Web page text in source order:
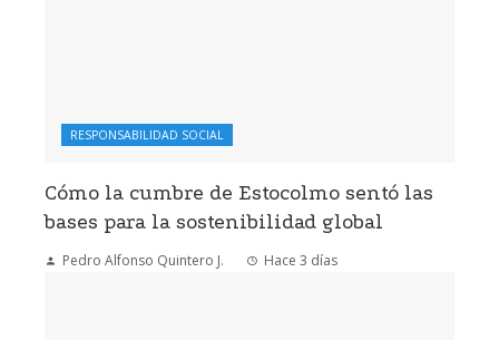
RESPONSABILIDAD SOCIAL
Cómo la cumbre de Estocolmo sentó las
bases para la sostenibilidad global
Pedro Alfonso Quintero J. Hace 3 días